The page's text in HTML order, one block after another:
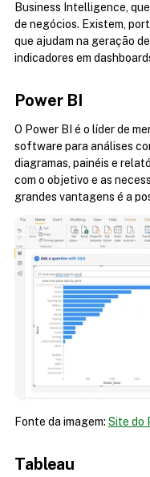
Business Intelligence,
de negócios. Existem,
que ajudam na geração
indicadores em
Power BI
O Power BI é o líder de
software para análises
diagramas, painéis e
com o objetivo e as
grandes vantagens é a
Fonte da imagem: Site do
Tableau